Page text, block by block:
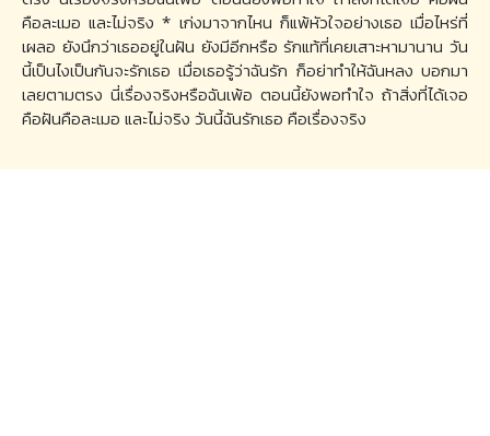
คือละเมอ และไม่จริง * เก่งมาจากไหน ก็แพ้หัวใจอย่างเธอ เมื่อไหร่ที่
เผลอ ยังนึกว่าเธออยู่ในฝัน ยังมีอีกหรือ รักแท้ที่เคยเสาะหามานาน วัน
นี้เป็นไงเป็นกันจะรักเธอ เมื่อเธอรู้ว่าฉันรัก ก็อย่าทำให้ฉันหลง บอกมา
เลยตามตรง นี่เรื่องจริงหรือฉันเพ้อ ตอนนี้ยังพอทำใจ ถ้าสิ่งที่ได้เจอ
คือฝันคือละเมอ และไม่จริง วันนี้ฉันรักเธอ คือเรื่องจริง